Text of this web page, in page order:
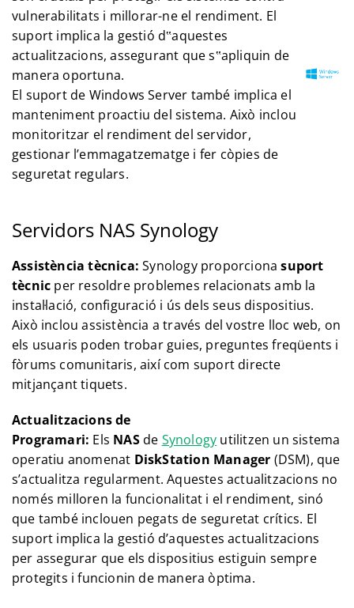
vulnerabilitats i millorar-ne el rendiment. El
suport implica la gestió d‟aquestes
actualitzacions, assegurant que s‟apliquin de
manera oportuna.
El suport de Windows Server també implica el
manteniment proactiu del sistema. Això inclou
monitoritzar el rendiment del servidor,
gestionar l’emmagatzematge i fer còpies de
seguretat regulars.
Servidors NAS Synology
Assistència tècnica: Synology proporcionasuport
tècnic per resoldre problemes relacionats amb la
instal·lació, configuració i ús dels seus dispositius.
Això inclou assistència a través del vostre lloc web, on
els usuaris poden trobar guies, preguntes freqüents i
fòrums comunitaris, així com suport directe
mitjançant tiquets.
Actualitzacions de
Programari: Els NASde Synology utilitzen un sistema
operatiu anomenat DiskStation Manager (DSM), que
s’actualitza regularment. Aquestes actualitzacions no
només milloren la funcionalitat i el rendiment, sinó
que també inclouen pegats de seguretat crítics. El
suport implica la gestió d’aquestes actualitzacions
per assegurar que els dispositius estiguin sempre
protegits i funcionin de manera òptima.